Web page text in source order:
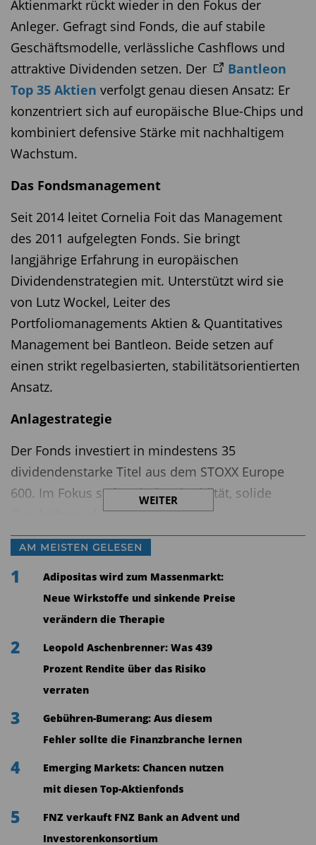
Aktienmarkt rückt wieder in den Fokus der
Anleger. Gefragt sind Fonds, die auf stabile
Geschäftsmodelle, verlässliche Cashflows und
attraktive Dividenden setzen. Der
Bantleon
Top 35 Aktien verfolgt genau diesen Ansatz: Er
konzentriert sich auf europäische Blue-Chips und
kombiniert defensive Stärke mit nachhaltigem
Wachstum.
Das Fondsmanagement
Seit 2014 leitet Cornelia Foit das Management
des 2011 aufgelegten Fonds. Sie bringt
langjährige Erfahrung in europäischen
Dividendenstrategien mit. Unterstützt wird sie
von Lutz Wockel, Leiter des
Portfoliomanagements Aktien & Quantitatives
Management bei Bantleon. Beide setzen auf
einen strikt regelbasierten, stabilitätsorientierten
Ansatz.
Anlagestrategie
Der Fonds investiert in mindestens 35
dividendenstarke Titel aus dem STOXX Europe
600. Im Fokus stehen hohe Liquidität, solide
Geschäftsmodelle und eine klare
Dividendenorientierung. Die Benchmark bildet
der EuroStoxx 50, wobei das Portfolio breiter
aufgestellt ist.
eine quantitative Vorauswahl, eine fundamentale
Analyse (Geschäftsmodell, Wettbewerb,
Managementqualität) und eine markttechnische
Prüfung anhand von Trends und relativer Stärke.
ESG-Kriterien sind verbindlich, da der Fonds als
Artikel-8-Produkt klassifiziert ist. Ziel ist ein
stabiler Ausschüttungsstrom mit kontrollierter
Abweichung zur Benchmark, ohne aggressive
Die Strategie wurde über die Jahre verfeinert. So
WEITER
AM MEISTEN GELESEN
1
Adipositas wird zum Massenmarkt:
Neue Wirkstoffe und sinkende Preise
verändern die Therapie
2
Leopold Aschenbrenner: Was 439
Prozent Rendite über das Risiko
verraten
3
Gebühren-Bumerang: Aus diesem
Fehler sollte die Finanzbranche lernen
4
Emerging Markets: Chancen nutzen
mit diesen Top-Aktienfonds
5
FNZ verkauft FNZ Bank an Advent und
Investorenkonsortium